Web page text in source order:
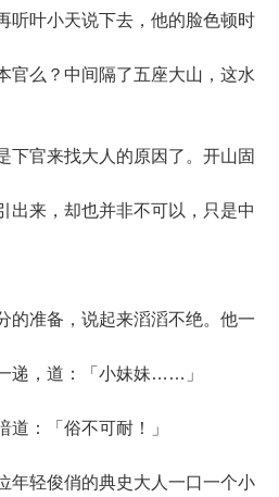
叶小天说下去，他的脸色顿时
官么？中间隔了五座大山，这水
官来找大人的原因了。开山固
出来，却也并非不可以，只是中
准备，说起来滔滔不绝。他一
递，道：「小妹妹……」
：「俗不可耐！」
轻俊俏的典史大人一口一个小